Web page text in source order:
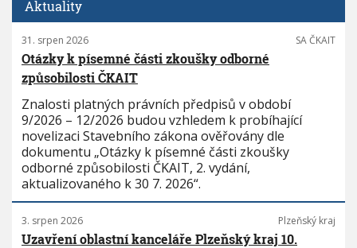
Aktuality
31. srpen 2026 SA ČKAIT
Otázky k písemné části zkoušky odborné
způsobilosti ČKAIT
Znalosti platných právních předpisů v období
9/2026 – 12/2026 budou vzhledem k probíhající
novelizaci Stavebního zákona ověřovány dle
dokumentu „Otázky k písemné části zkoušky
odborné způsobilosti ČKAIT, 2. vydání,
aktualizovaného k 30 7. 2026“.
3. srpen 2026 Plzeňský kraj
Uzavření oblastní kanceláře Plzeňský kraj 10.